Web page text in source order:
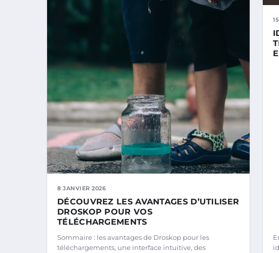
8 JANVIER 2026
DÉCOUVREZ LES AVANTAGES D’UTILISER
DROSKOP POUR VOS
TÉLÉCHARGEMENTS
Sommaire : les avantages de Droskop pour les
téléchargements, une interface intuitive, des